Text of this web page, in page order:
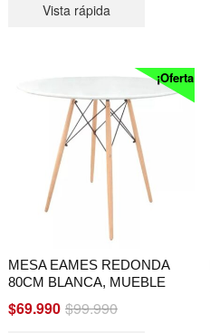
Vista rápida
¡Oferta!
MESA EAMES REDONDA
80CM BLANCA, MUEBLE
$99.990Original
$69.990
Current